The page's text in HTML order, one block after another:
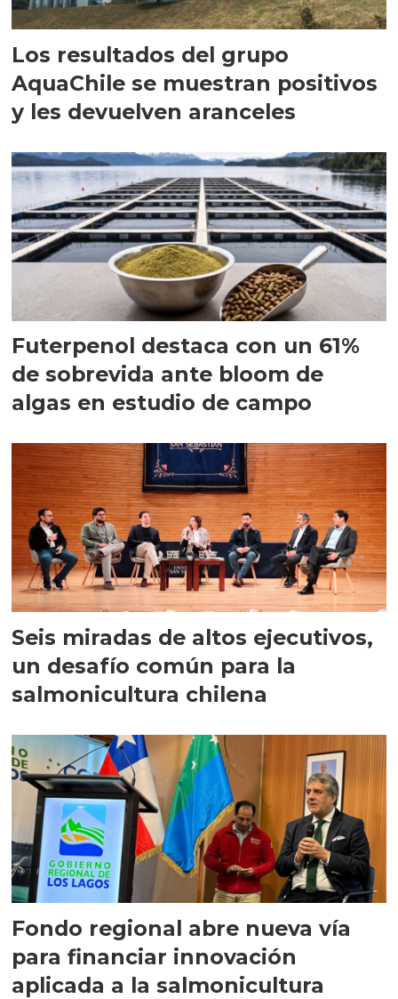
Los resultados del grupo
AquaChile se muestran positivos
y les devuelven aranceles
Futerpenol destaca con un 61%
de sobrevida ante bloom de
algas en estudio de campo
Seis miradas de altos ejecutivos,
un desafío común para la
salmonicultura chilena
Fondo regional abre nueva vía
para financiar innovación
aplicada a la salmonicultura